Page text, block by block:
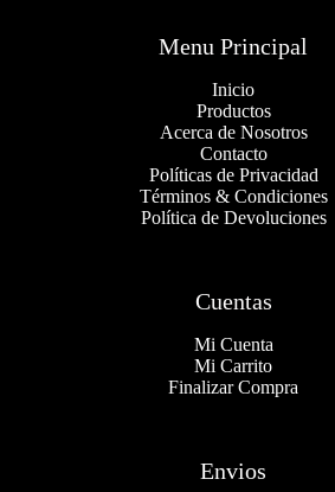
Menu Principal
Inicio
Productos
Acerca de Nosotros
Contacto
Políticas de Privacidad
Términos & Condiciones
Política de Devoluciones
Cuentas
Mi Cuenta
Mi Carrito
Finalizar Compra
Envios